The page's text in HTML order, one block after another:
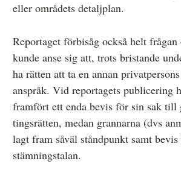
eller områdets detaljplan.
Reportaget förbisåg också helt
kunde anse sig att, trots bristande
ha rätten att ta en annan
anspråk. Vid reportagets publicering
framfört ett enda bevis för sin sak till
tingsrätten, medan grannarna (dvs
lagt fram såväl ståndpunkt samt
stämningstalan.